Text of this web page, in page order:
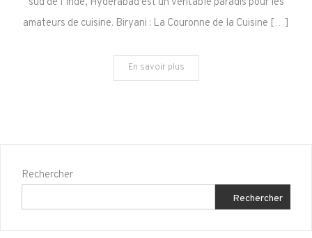
de
amateurs de cuisine. Biryani : La Couronne de la Cuisine […]
En savoir plus
Rechercher
Rechercher